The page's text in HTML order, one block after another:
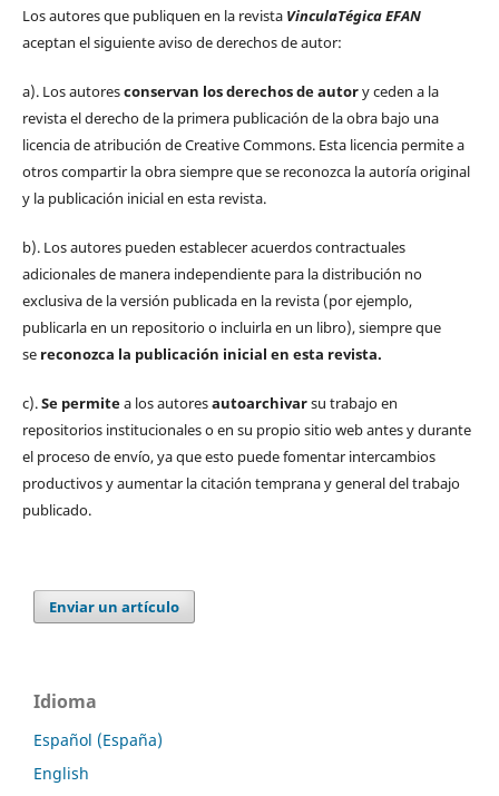
Los autores que publiquen en la revista VinculaTégica EFAN
aceptan el siguiente aviso de derechos de autor:
a). Los autoresconservan los derechos de autory ceden a la
revista el derecho de la primera publicación de la obra bajo una
licencia de atribución de Creative Commons. Esta licencia permite a
otros compartir la obra siempre que se reconozca la autoría original
y la publicación inicial en esta revista.
b). Los autores pueden establecer acuerdos contractuales
adicionales de manera independiente para la distribución no
exclusiva de la versión publicada en la revista (por ejemplo,
publicarla en un repositorio o incluirla en un libro), siempre que
sereconozca la publicación inicial en esta revista.
c).Se permitea los autoresautoarchivarsu trabajo en
repositorios institucionales o en su propio sitio web antes y durante
el proceso de envío, ya que esto puede fomentar intercambios
productivos y aumentar la citación temprana y general del trabajo
publicado.
Enviar un artículo
Idioma
Español (España)
English